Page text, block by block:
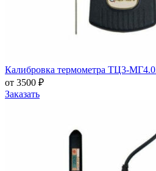
Калибровка термометра ТЦ3-
от 3500 ₽
Заказать